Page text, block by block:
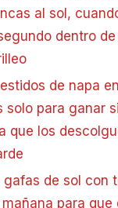
al sol,
dentro
de napa
solo para ganar
que los
gafas de sol con
para que